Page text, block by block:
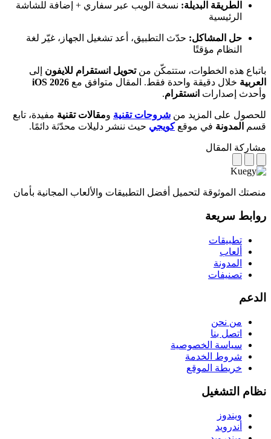
الطريقة البديلة: نسخة الويب عبر سفاري + إضافة للشاشة
الرئيسية
حل المشاكل: حدّث التطبيق، أعد تشغيل الجهاز، غيّر لغة
النظام مؤقتًا
باتباع هذه الخطوات، ستتمكّن منتحويل انستقرام للايفون إلى
العربية خلال دقيقة واحدة فقط. المقال متوافق مع iOS 2026
وأحدث إصدارات انستقرام.
للحصول على المزيد من شروحات تقنية ومقالات تقنية مفيدة، تابع
قسم
المدونة في موقعكويجي حيث ننشر دليلات محدّثة دائمًا.
مشاركة المقال
منصتك الموثوقة لتحميل أفضل التطبيقات والألعاب المجانية بأمان
روابط سريعة
تطبيقات
ألعاب
المدونة
تصنيفات
الدعم
من نحن
اتصل بنا
سياسة الخصوصية
شروط الخدمة
خريطة الموقع
نظام التشغيل
ويندوز
أندرويد